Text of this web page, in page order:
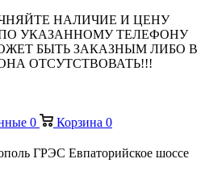
НАЛИЧИЕ И ЦЕНУ
УКАЗАННОМУ ТЕЛЕФОНУ
БЫТЬ ЗАКАЗНЫМ ЛИБО В
ОТСУТСТВОВАТЬ!!!
0 Корзина 0
ГРЭС Евпаторийское шоссе